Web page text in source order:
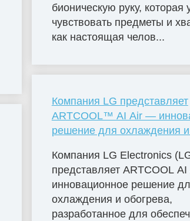
бионическую руку, которая
чувствовать предметы и
как настоящая челов...
Компания LG представляет
ARTCOOL™ AI Air —
решение для охлаждения и
Компания LG Electronics
представляет ARTCOOL AI
инновационное решение
охлаждения и обогрева,
разработанное для